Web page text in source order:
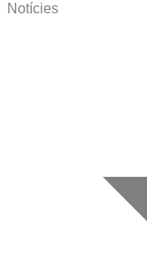
Notícies